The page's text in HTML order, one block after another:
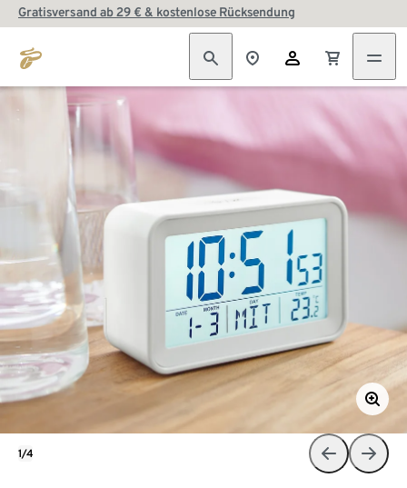
Gratisversand ab 29 € & kostenlose Rücksendung
1/4